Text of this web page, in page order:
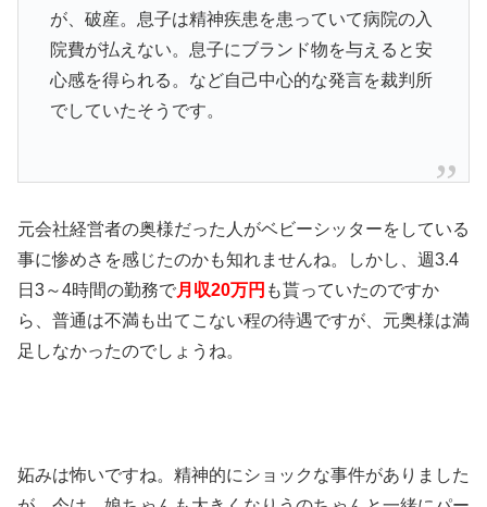
が、破産。息子は精神疾患を患っていて病院の入
院費が払えない。息子にブランド物を与えると安
心感を得られる。など自己中心的な発言を裁判所
でしていたそうです。
元会社経営者の奥様だった人がベビーシッターをしている
事に惨めさを感じたのかも知れませんね。しかし、週3.4
日3～4時間の勤務で月収20万円 も貰っていたのですか
ら、普通は不満も出てこない程の待遇ですが、元奥様は満
足しなかったのでしょうね。
妬みは怖いですね。精神的にショックな事件がありました